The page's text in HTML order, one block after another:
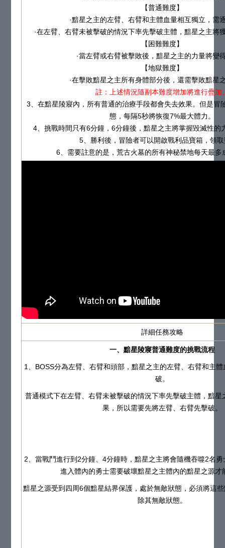
【普通難度】
·黯星之主的左臂、右臂和主體血量相互獨立，需
·在左臂、右臂未被擊破的情況下率先擊破主體，黯星之主將
【困難難度】
·當左臂或右臂被擊敗後，黯星之主的力量將變
【地獄難度】
·在擊敗黯星之主所有身體部分後，還需擊敗黯星
註：上述情況隨副本難度增加將進行疊加
3、在黯星陵寢內，所有普通的治療手段都會失去效果。但是冒
態，每隔5秒將恢復7%最大體力。
4、挑戰時間只有6分鐘，6分鐘後，黯星之主將掌握毀滅性的
5、勝利後，冒險者可以開啟戰利品寶箱，領
6、需要註意的是，荒古火墓的所有神秘禁地每天最多
詳細任務攻略
一、黯星陵寢普通難度的挑戰流程
1、BOSS分為左臂、右臂和頭部，黯星之主的左臂、右臂和主
破。
普通模式下在左臂、右臂未被擊破的情況下率先擊破主體，黯星
果，所以需要先將左臂、右臂先擊破。
2、當戰鬥進行到2分鐘、4分鐘時，黯星之主將會隨機吞噬2名
進入體內的勇士需要破壞黯星之主體內的黯星之源才
黯星之源受到四周6個黯星結界保護，處於無敵狀態，必須將這
除其無敵狀態。